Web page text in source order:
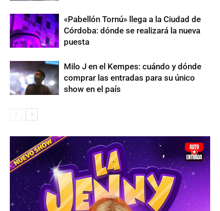
«Pabellón Tornú» llega a la Ciudad de
Córdoba: dónde se realizará la nueva
puesta
Milo J en el Kempes: cuándo y dónde
comprar las entradas para su único
show en el país